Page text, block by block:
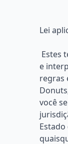
Lei
Estes
e
regras
você